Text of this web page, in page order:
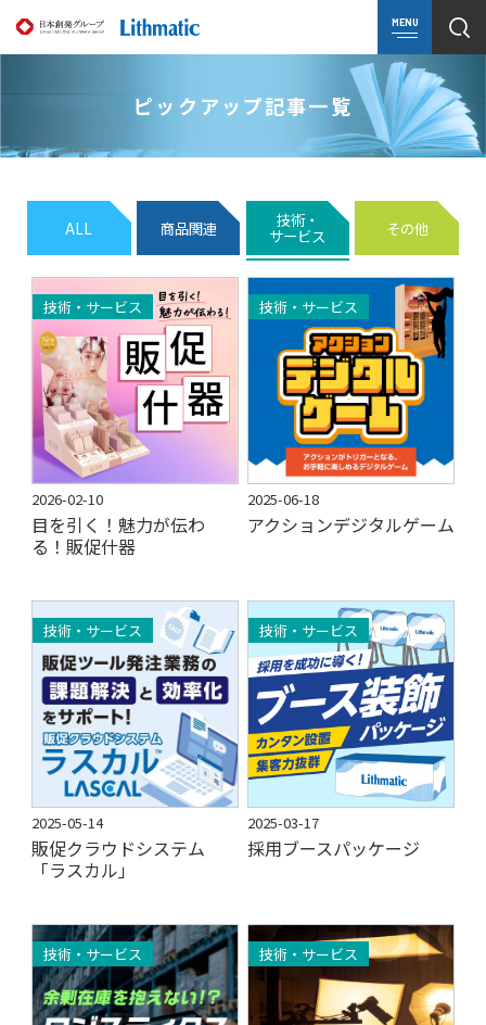
MENU
ピックアップ記事一覧
ALL 商品関連 技術・
サービス その他
技術・サービス
2026-02-10
目を引く！魅力が伝わ
る！販促什器
技術・サービス
2025-06-18
アクションデジタルゲーム
技術・サービス
2025-05-14
販促クラウドシステム
「ラスカル」
技術・サービス
2025-03-17
採用ブースパッケージ
技術・サービス 技術・サービス